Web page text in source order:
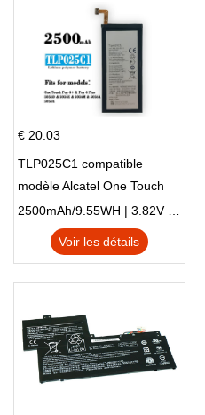
€ 20.03
TLP025C1 compatible
modèle Alcatel One Touch
Pop 4 Plus OT-5056D
2500mAh/9.55WH | 3.82V | Li-ion ...
Voir les détails